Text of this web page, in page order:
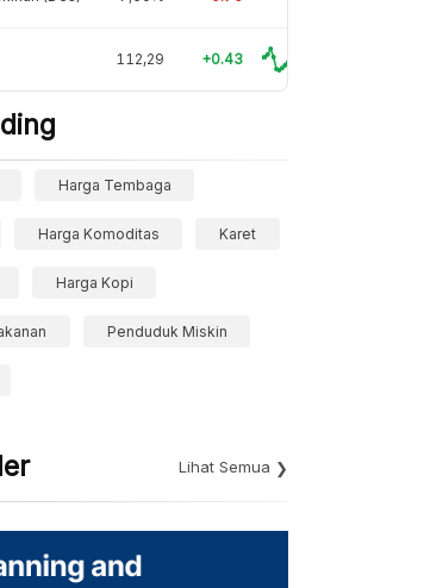
112,29 +0.43
Harga Tembaga
Harga Komoditas Karet
Harga Kopi
Penduduk Miskin
Lihat Semua